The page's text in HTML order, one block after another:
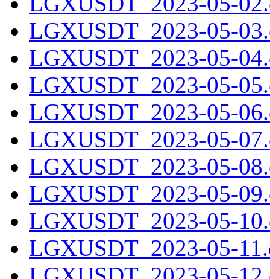
LGXUSDT_2023-05-
LGXUSDT_2023-05-
LGXUSDT_2023-05-
LGXUSDT_2023-05-
LGXUSDT_2023-05-
LGXUSDT_2023-05-
LGXUSDT_2023-05-
LGXUSDT_2023-05-
LGXUSDT_2023-05-